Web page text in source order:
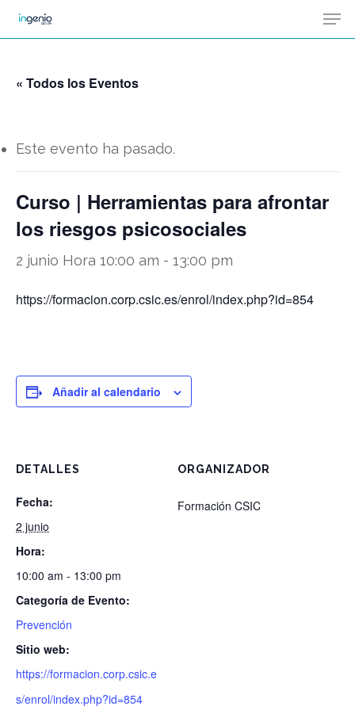
Skip
to
content
« Todos los Eventos
Este evento ha pasado.
Curso | Herramientas para afrontar
los riesgos psicosociales
2 junio Hora 10:00 am - 13:00 pm
https://formacion.corp.csic.es/enrol/index.php?id=854
Añadir al calendario
DETALLES
Fecha:
2 junio
Hora:
10:00 am - 13:00 pm
Categoría de Evento:
Prevención
Sitio web:
https://formacion.corp.csic.e
s/enrol/index.php?id=854
ORGANIZADOR
Formación CSIC
Menu